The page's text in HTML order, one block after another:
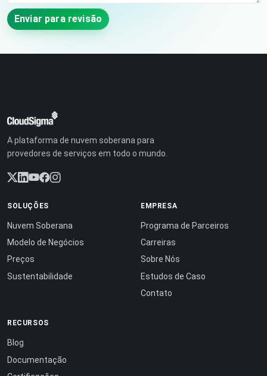
Enviar para revisão
A plataforma de nuvem soberana para
provedores de serviços em todo o mundo.
SOLUÇÕES
Nuvem Soberana
Modelo de Negócios
Preços
Sustentabilidade
EMPRESA
Programa de Parceiros
Carreiras
Sobre Nós
Estudos de Caso
Contato
RECURSOS
Blog
Documentação